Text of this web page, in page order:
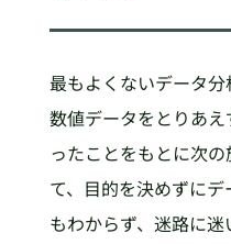
最もよくないデータ
数値データをとりあ
ったことをもとに次
て、目的を決めずに
もわからず、迷路に